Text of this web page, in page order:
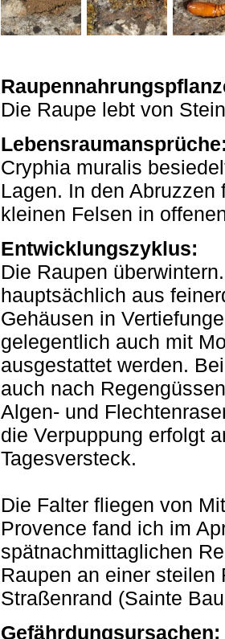
Die Raupe lebt von
Cryphia muralis
Lagen. In den
kleinen Felsen in
Entwicklungszyklus:
Die Raupen
hauptsächlich aus
Gehäusen in
gelegentlich auch mit
ausgestattet werden.
auch nach
Algen- und
die Verpuppung erfolgt
Tagesversteck.
Die Falter fliegen von
Provence fand ich im
spätnachmittaglichen
Raupen an einer
Straßenrand (Sainte
Gefährdungsursachen: